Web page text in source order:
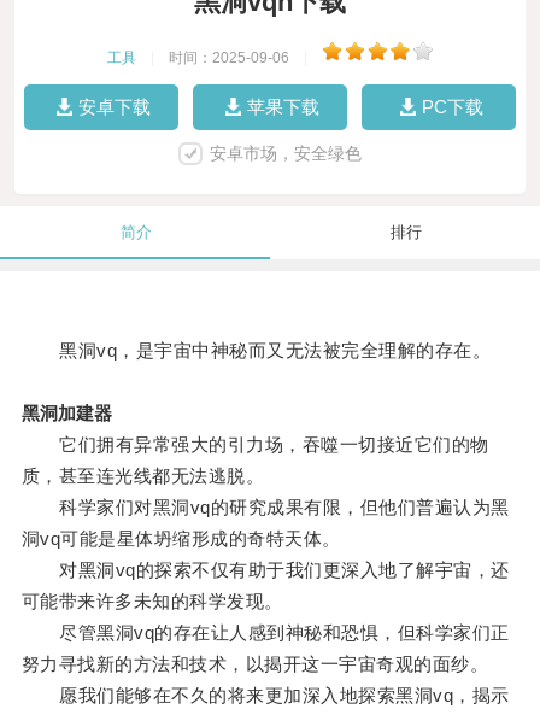
工具 时间：2025-09-06
安卓下载 苹果下载 PC下载
安卓市场，安全绿色
简介 排行
黑洞vq，是宇宙中神秘而又无法被完全理解的存在。
黑洞加建器
它们拥有异常强大的引力场，吞噬一切接近它们的物
质，甚至连光线都无法逃脱。
科学家们对黑洞vq的研究成果有限，但他们普遍认为黑
洞vq可能是星体坍缩形成的奇特天体。
对黑洞vq的探索不仅有助于我们更深入地了解宇宙，还
可能带来许多未知的科学发现。
尽管黑洞vq的存在让人感到神秘和恐惧，但科学家们正
努力寻找新的方法和技术，以揭开这一宇宙奇观的面纱。
愿我们能够在不久的将来更加深入地探索黑洞vq，揭示